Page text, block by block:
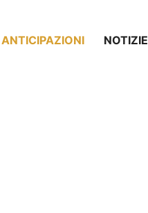
ANTICIPAZIONI NOTIZIE